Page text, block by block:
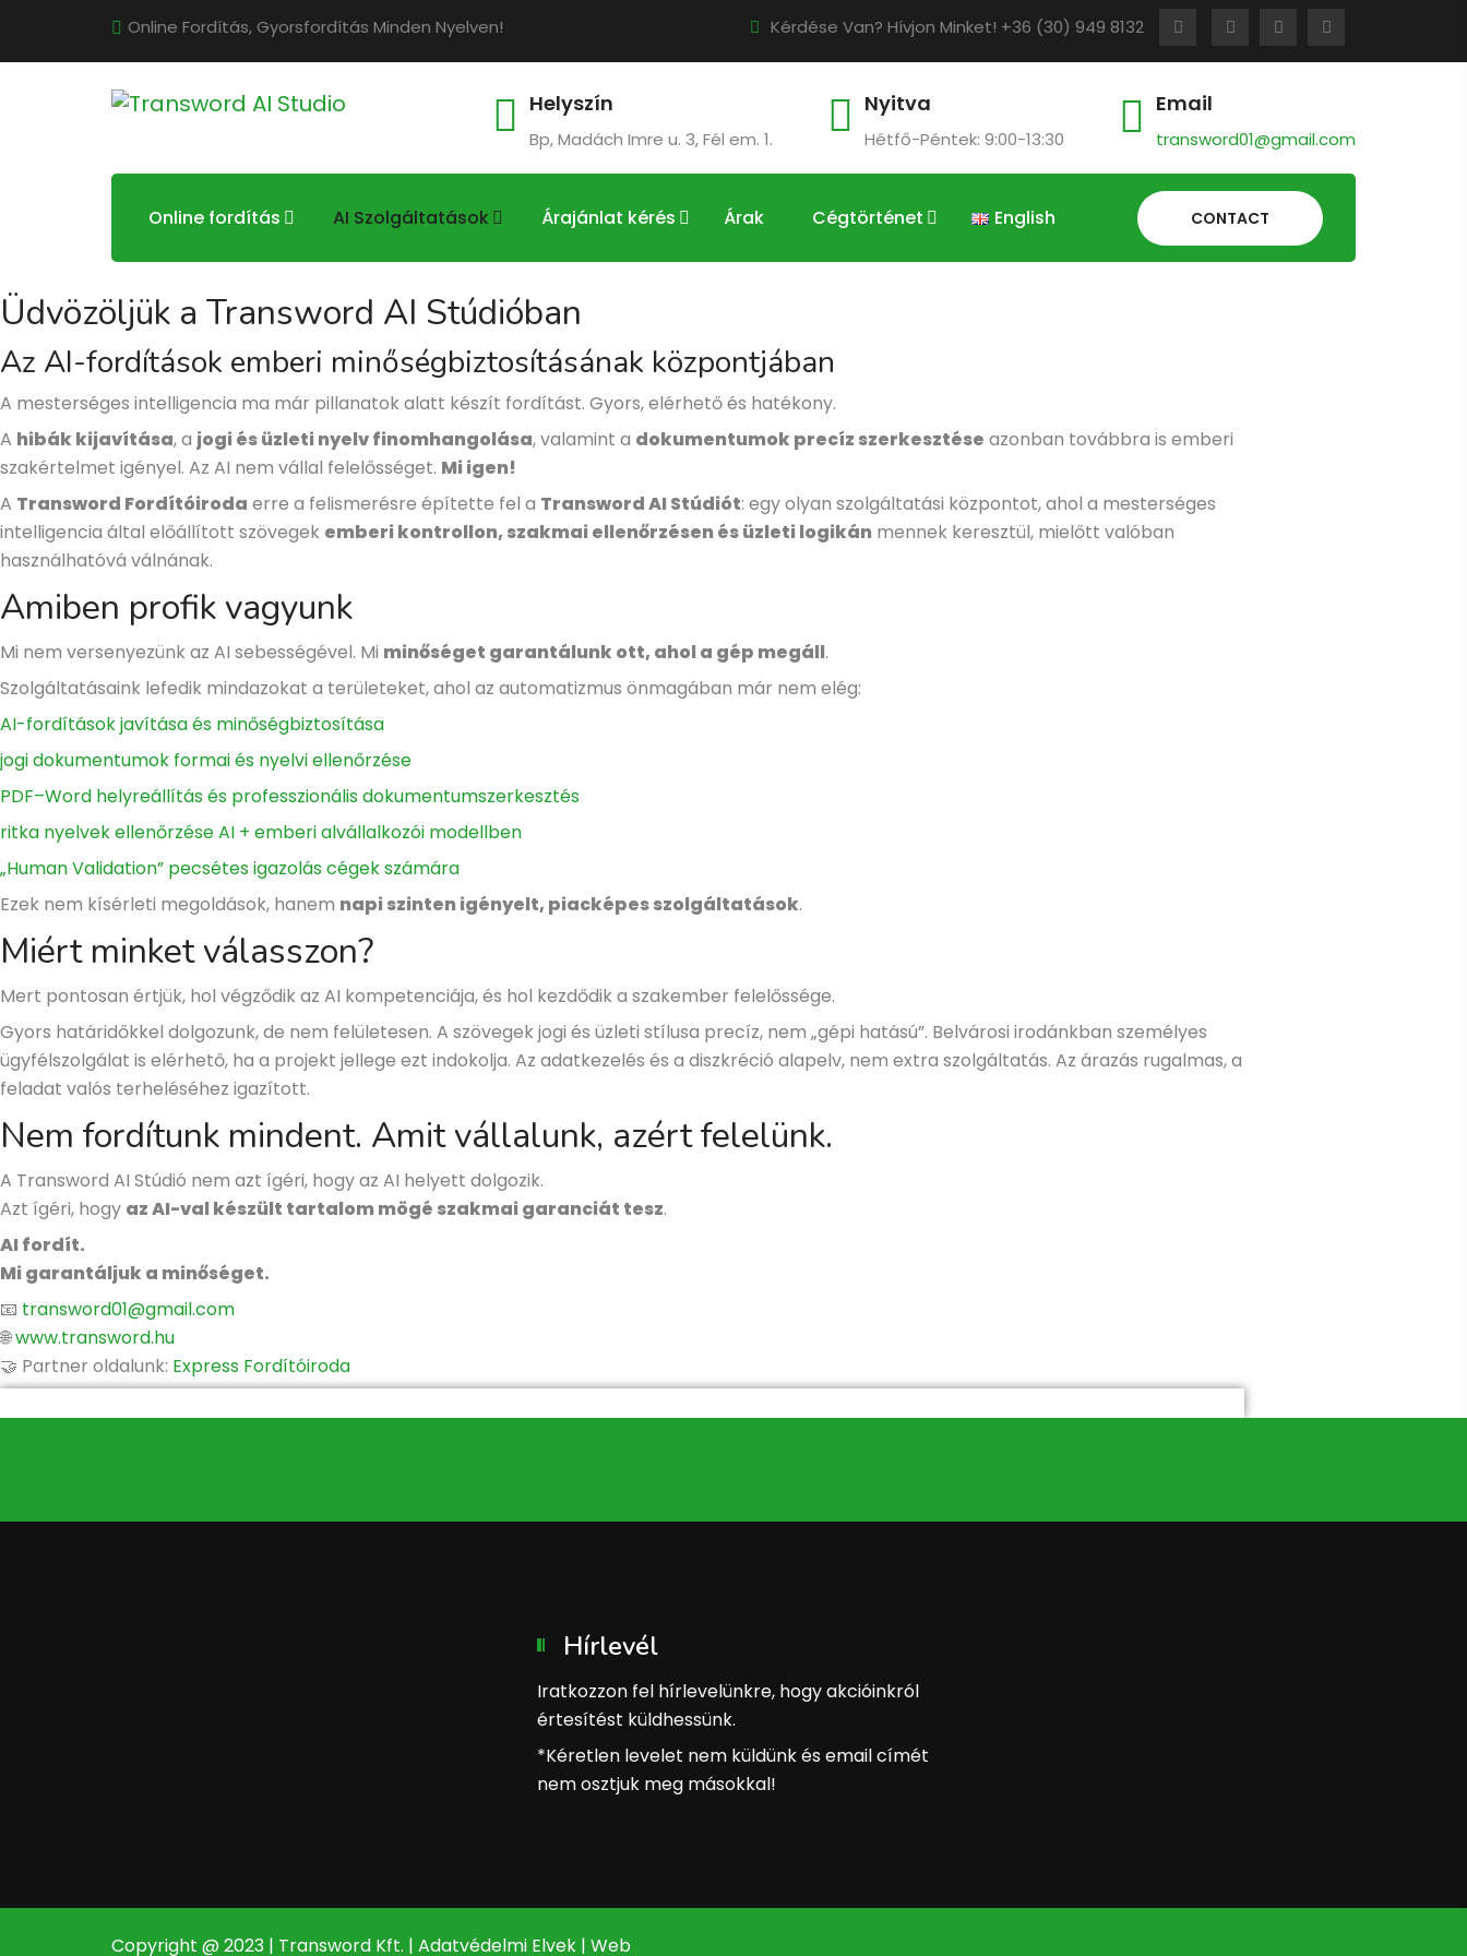
Online Fordítás, Gyorsfordítás Minden Nyelven! Kérdése Van? Hívjon Minket! +36 (30) 949 8132
Helyszín
Bp, Madách Imre u. 3, Fél em. 1.
Nyitva
Hétfő-Péntek: 9:00-13:30
Email
transword01@gmail.com
Online fordítás AI Szolgáltatások Árajánlat kérés Árak Cégtörténet English CONTACT
Üdvözöljük a Transword AI Stúdióban
Az AI-fordítások emberi minőségbiztosításának központjában
A mesterséges intelligencia ma már pillanatok alatt készít fordítást. Gyors, elérhető és hatékony.
A hibák kijavítása, a jogi és üzleti nyelv finomhangolása, valamint a dokumentumok precíz szerkesztése azonban továbbra is emberi
szakértelmet igényel. Az AI nem vállal felelősséget. Mi igen!
A Transword Fordítóiroda erre a felismerésre építette fel a Transword AI Stúdiót: egy olyan szolgáltatási központot, ahol a mesterséges
intelligencia által előállított szövegek emberi kontrollon, szakmai ellenőrzésen és üzleti logikán mennek keresztül, mielőtt valóban
használhatóvá válnának.
Amiben profik vagyunk
Mi nem versenyezünk az AI sebességével. Mi minőséget garantálunk ott, ahol a gép megáll.
Szolgáltatásaink lefedik mindazokat a területeket, ahol az automatizmus önmagában már nem elég:
AI-fordítások javítása és minőségbiztosítása
jogi dokumentumok formai és nyelvi ellenőrzése
PDF–Word helyreállítás és professzionális dokumentumszerkesztés
ritka nyelvek ellenőrzése AI + emberi alvállalkozói modellben
„Human Validation” pecsétes igazolás cégek számára
Ezek nem kísérleti megoldások, hanem napi szinten igényelt, piacképes szolgáltatások.
Miért minket válasszon?
Mert pontosan értjük, hol végződik az AI kompetenciája, és hol kezdődik a szakember felelőssége.
Gyors határidőkkel dolgozunk, de nem felületesen. A szövegek jogi és üzleti stílusa precíz, nem „gépi hatású”. Belvárosi irodánkban személyes
ügyfélszolgálat is elérhető, ha a projekt jellege ezt indokolja. Az adatkezelés és a diszkréció alapelv, nem extra szolgáltatás. Az árazás rugalmas, a
feladat valós terheléséhez igazított.
Nem fordítunk mindent. Amit vállalunk, azért felelünk.
A Transword AI Stúdió nem azt ígéri, hogy az AI helyett dolgozik.
Azt ígéri, hogy az AI-val készült tartalom mögé szakmai garanciát tesz.
AI fordít.
Mi garantáljuk a minőséget.
📧 transword01@gmail.com
🌐www.transword.hu
🤝 Partner oldalunk: Express Fordítóiroda
Hírlevél
Iratkozzon fel hírlevelünkre, hogy akcióinkról
értesítést küldhessünk.
*Kéretlen levelet nem küldünk és email címét
nem osztjuk meg másokkal!
Copyright @ 2023 | Transword Kft. | Adatvédelmi Elvek | Web